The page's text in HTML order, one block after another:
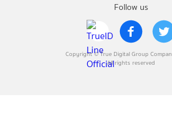
Follow us
Copyright © True Digital Group
All rights reserved